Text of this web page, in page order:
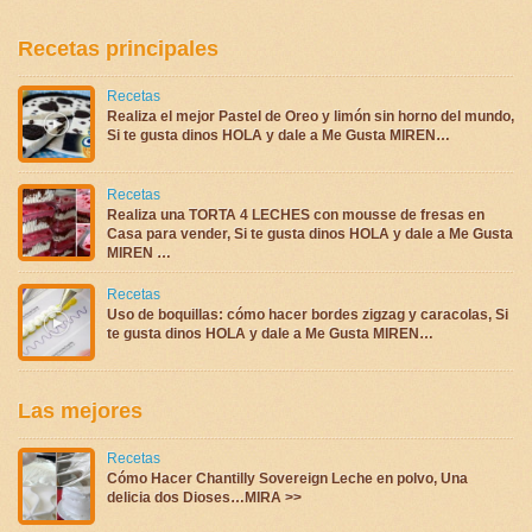
Recetas principales
Recetas
Realiza el mejor Pastel de Oreo y limón sin horno del mundo,
Si te gusta dinos HOLA y dale a Me Gusta MIREN…
Recetas
Realiza una TORTA 4 LECHES con mousse de fresas en
Casa para vender, Si te gusta dinos HOLA y dale a Me Gusta
MIREN …
Recetas
Uso de boquillas: cómo hacer bordes zigzag y caracolas, Si
te gusta dinos HOLA y dale a Me Gusta MIREN…
Las mejores
Recetas
Cómo Hacer Chantilly Sovereign Leche en polvo, Una
delicia dos Dioses…MIRA >>